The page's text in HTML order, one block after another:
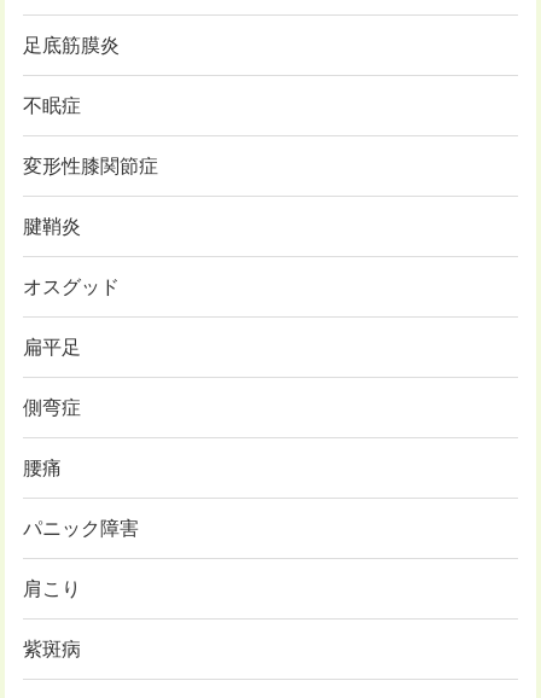
足底筋膜炎
不眠症
変形性膝関節症
腱鞘炎
オスグッド
扁平足
側弯症
腰痛
パニック障害
肩こり
紫斑病